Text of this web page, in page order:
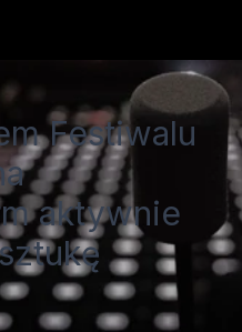
Festiwalu
aktywnie